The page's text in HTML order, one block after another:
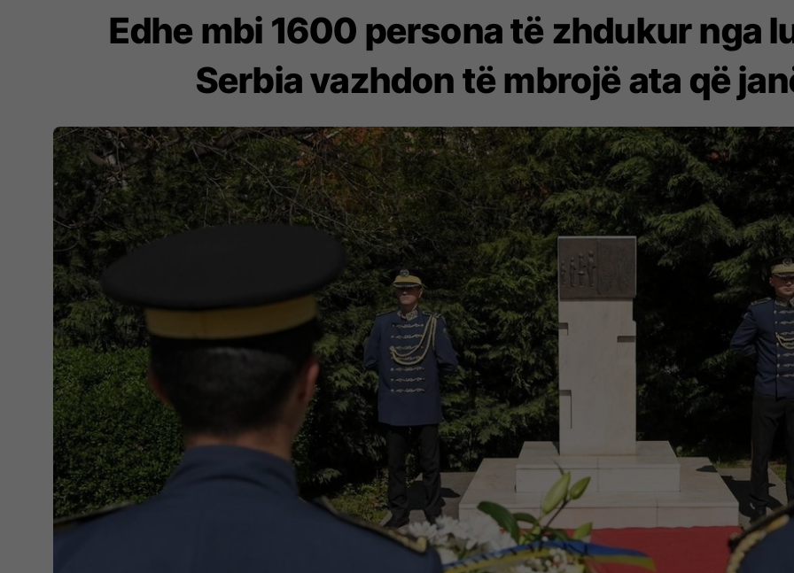
Edhe mbi 1600 persona të zhdukur nga
Serbia vazhdon të mbrojë ata që